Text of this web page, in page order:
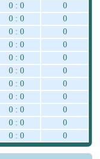
0 : 0
0
0 : 0
0
0 : 0
0
0 : 0
0
0 : 0
0
0 : 0
0
0 : 0
0
0 : 0
0
0 : 0
0
0 : 0
0
0 : 0 0